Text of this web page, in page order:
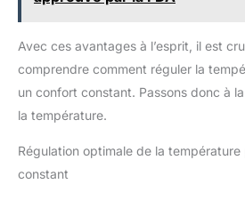
Avec ces avantages à l’esprit, il est
comprendre comment réguler la
un confort constant. Passons donc à
la température.
Régulation optimale de la
constant